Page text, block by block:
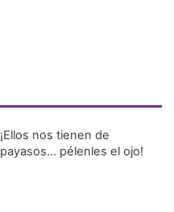
¡Ellos nos tienen de
payasos… pélenles el ojo!